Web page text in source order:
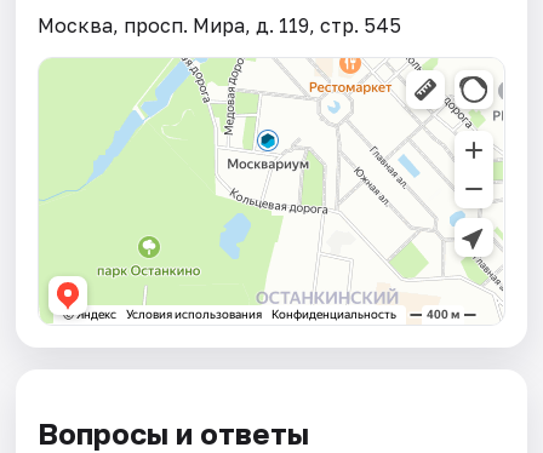
Москва, просп. Мира, д. 119, стр. 545
Вопросы и ответы